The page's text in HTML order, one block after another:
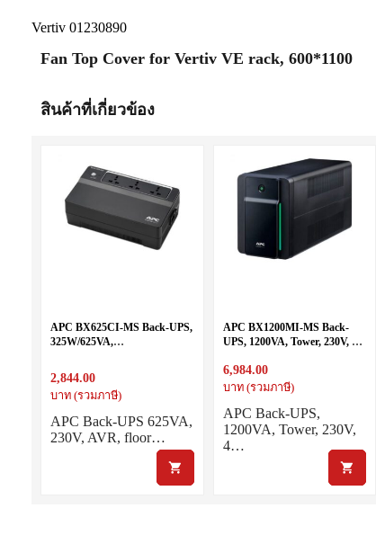
Vertiv 01230890
Fan Top Cover for Vertiv VE rack, 600*1100
สินค้าที่เกี่ยวข้อง
APC BX625CI-MS Back-UPS,
325W/625VA,
2,844.00
บาท (รวมภาษี)
APC Back-UPS 625VA,
230V, AVR, floor…
APC BX1200MI-MS Back-
UPS, 1200VA, Tower, 230V, 4
AVR
6,984.00
บาท (รวมภาษี)
APC Back-UPS,
1200VA, Tower, 230V,
4…